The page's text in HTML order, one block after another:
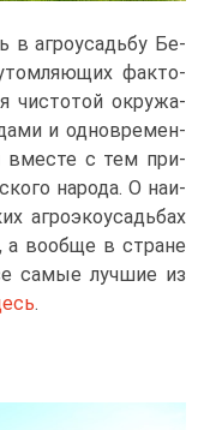
в аг­ро­усадь­бу Бе­
фак­то­
чи­сто­той окру­жа­
и од­но­вре­мен­
вме­сте с тем при­
на­ро­да. О наи­
аг­ро­эко­усадь­бах
а во­об­ще в стране
са­мые луч­шие из
.